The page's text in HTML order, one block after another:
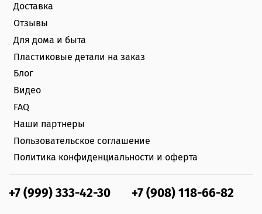
Доставка
Отзывы
Для дома и быта
Пластиковые детали на заказ
Блог
Видео
FAQ
Наши партнеры
Пользовательское соглашение
Политика конфиденциальности и оферта
+7 (999) 333-42-30 +7 (908) 118-66-82